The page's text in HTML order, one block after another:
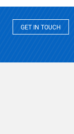
GET IN TOUCH